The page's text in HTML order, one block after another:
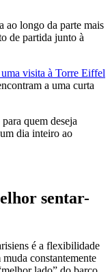
ao longo da parte mais
de partida junto à
visita à Torre Eiffel
a uma curta
quem deseja
dia inteiro ao
sentar-
é a flexibilidade
muda constantemente